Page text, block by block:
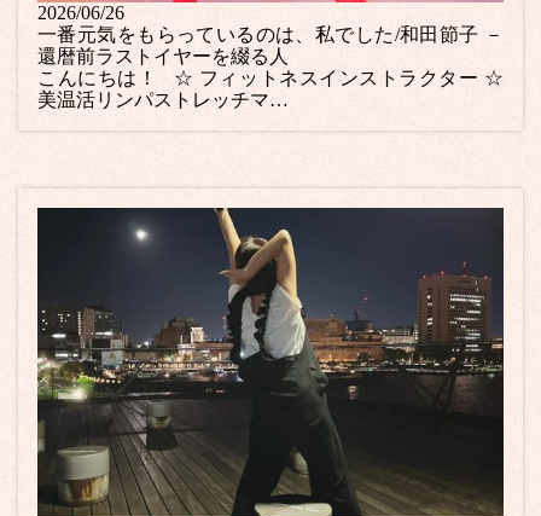
2026/06/26
一番元気をもらっているのは、私でした/和田節子 －
還暦前ラストイヤーを綴る人
こんにちは！ ☆ フィットネスインストラクター ☆
美温活リンパストレッチマ…